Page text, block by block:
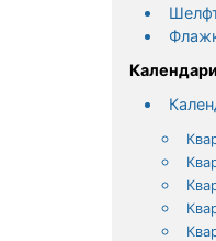
Календари